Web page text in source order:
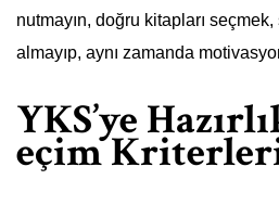
nutmayın, doğru kitapları
almayıp, aynı zamanda
YKS’ye
eçim